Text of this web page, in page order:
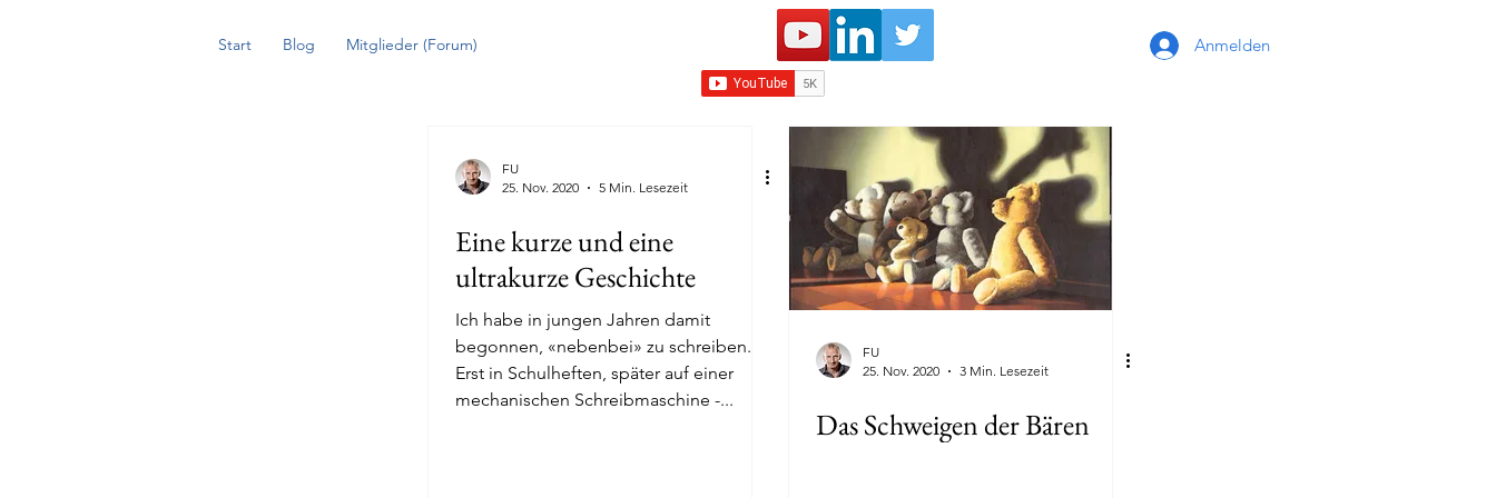
Start Blog Mitglieder (Forum) Anmelden
FU
25. Nov. 2020
5 Min. Lesezeit
Eine kurze und eine
ultrakurze Geschichte
Ich habe in jungen Jahren damit
begonnen, «nebenbei» zu schreiben.
Erst in Schulheften, später auf einer
mechanischen Schreibmaschine -...
FU
25. Nov. 2020
3 Min. Lesezeit
Das Schweigen der Bären